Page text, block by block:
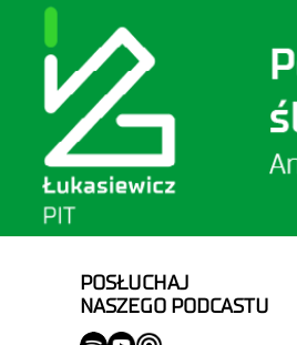
POSŁUCHAJ
NASZEGO PODCASTU